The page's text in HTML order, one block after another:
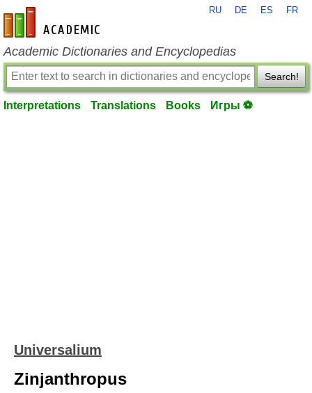
en-academic.com
RU DE ES FR
Academic Dictionaries and Encyclopedias
Search!
Interpretations Translations Books Игры ⚽
Universalium
Zinjanthropus